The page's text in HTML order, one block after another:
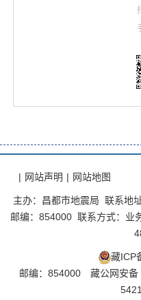
| 网站声明 | 网站地图
主办：昌都市地震局 联系地
邮编：854000 联系方式：业
藏ICP
邮编：854000
藏公网安